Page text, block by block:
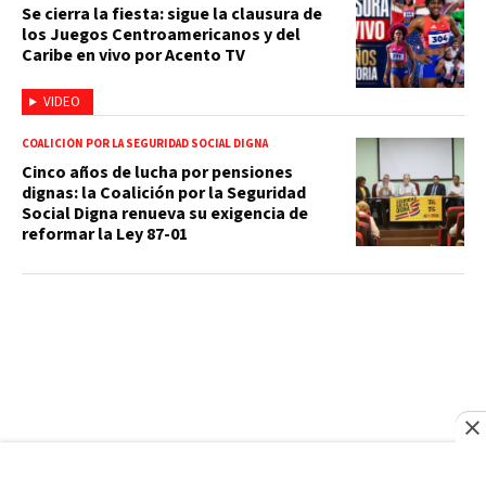
VIDEO
Se cierra la fiesta: sigue la clausura de
los Juegos Centroamericanos y del
Caribe en vivo por Acento TV
COALICIÓN POR LA SEGURIDAD SOCIAL DIGNA
Cinco años de lucha por pensiones
dignas: la Coalición por la Seguridad
Social Digna renueva su exigencia de
reformar la Ley 87-01